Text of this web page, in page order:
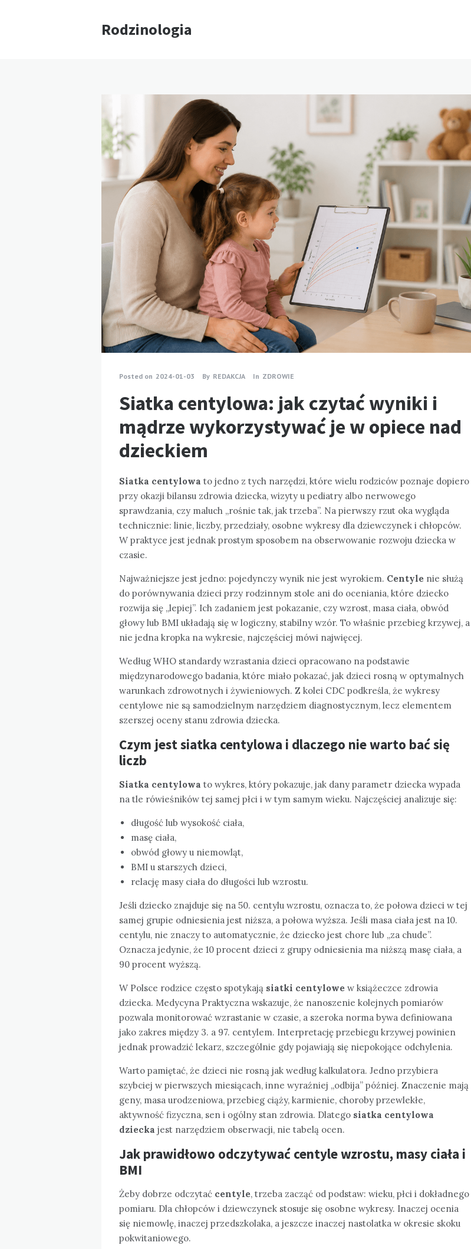
Rodzinologia
Posted on 2024-01-03 By REDAKCJA In ZDROWIE
Siatka centylowa: jak czytać wyniki i
mądrze wykorzystywać je w opiece nad
dzieckiem
Siatka centylowa to jedno z tych narzędzi, które wielu rodziców poznaje dopiero
przy okazji bilansu zdrowia dziecka, wizyty u pediatry albo nerwowego
sprawdzania, czy maluch „rośnie tak, jak trzeba”. Na pierwszy rzut oka wygląda
technicznie: linie, liczby, przedziały, osobne wykresy dla dziewczynek i chłopców.
W praktyce jest jednak prostym sposobem na obserwowanie rozwoju dziecka w
czasie.
Najważniejsze jest jedno: pojedynczy wynik nie jest wyrokiem. Centyle nie służą
do porównywania dzieci przy rodzinnym stole ani do oceniania, które dziecko
rozwija się „lepiej”. Ich zadaniem jest pokazanie, czy wzrost, masa ciała, obwód
głowy lub BMI układają się w logiczny, stabilny wzór. To właśnie przebieg krzywej, a
nie jedna kropka na wykresie, najczęściej mówi najwięcej.
Według WHO standardy wzrastania dzieci opracowano na podstawie
międzynarodowego badania, które miało pokazać, jak dzieci rosną w optymalnych
warunkach zdrowotnych i żywieniowych. Z kolei CDC podkreśla, że wykresy
centylowe nie są samodzielnym narzędziem diagnostycznym, lecz elementem
szerszej oceny stanu zdrowia dziecka.
Czym jest siatka centylowa i dlaczego nie warto bać się
liczb
Siatka centylowa to wykres, który pokazuje, jak dany parametr dziecka wypada
na tle rówieśników tej samej płci i w tym samym wieku. Najczęściej analizuje się:
długość lub wysokość ciała,
masę ciała,
obwód głowy u niemowląt,
BMI u starszych dzieci,
relację masy ciała do długości lub wzrostu.
Jeśli dziecko znajduje się na 50. centylu wzrostu, oznacza to, że połowa dzieci w tej
samej grupie odniesienia jest niższa, a połowa wyższa. Jeśli masa ciała jest na 10.
centylu, nie znaczy to automatycznie, że dziecko jest chore lub „za chude”.
Oznacza jedynie, że 10 procent dzieci z grupy odniesienia ma niższą masę ciała, a
90 procent wyższą.
W Polsce rodzice często spotykają siatki centylowe w książeczce zdrowia
dziecka. Medycyna Praktyczna wskazuje, że nanoszenie kolejnych pomiarów
pozwala monitorować wzrastanie w czasie, a szeroka norma bywa definiowana
jako zakres między 3. a 97. centylem. Interpretację przebiegu krzywej powinien
jednak prowadzić lekarz, szczególnie gdy pojawiają się niepokojące odchylenia.
Warto pamiętać, że dzieci nie rosną jak według kalkulatora. Jedno przybiera
szybciej w pierwszych miesiącach, inne wyraźniej „odbija” później. Znaczenie mają
geny, masa urodzeniowa, przebieg ciąży, karmienie, choroby przewlekłe,
aktywność fizyczna, sen i ogólny stan zdrowia. Dlatego siatka centylowa
dziecka jest narzędziem obserwacji, nie tabelą ocen.
Jak prawidłowo odczytywać centyle wzrostu, masy ciała i
BMI
Żeby dobrze odczytać centyle, trzeba zacząć od podstaw: wieku, płci i dokładnego
pomiaru. Dla chłopców i dziewczynek stosuje się osobne wykresy. Inaczej ocenia
się niemowlę, inaczej przedszkolaka, a jeszcze inaczej nastolatka w okresie skoku
pokwitaniowego.